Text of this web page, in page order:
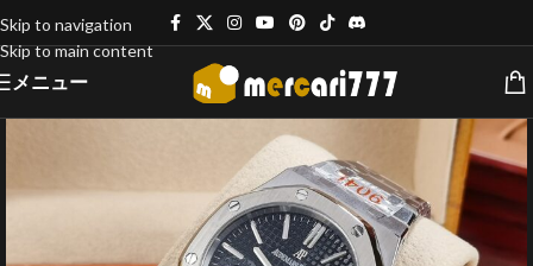
Skip to navigation
Skip to main content
メニュー